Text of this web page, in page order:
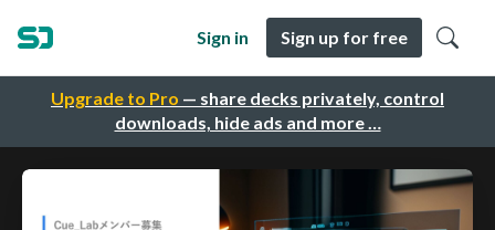
Upgrade to Pro — share decks privately, control
downloads, hide ads and more …
Sign in Sign up for free